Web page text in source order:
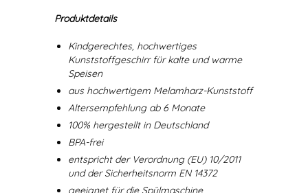
Produktdetails
Kindgerechtes, hochwertiges
Kunststoffgeschirr für kalte und warme
Speisen
aus hochwertigem Melamharz-Kunststoff
Altersempfehlung ab 6 Monate
100% hergestellt in Deutschland
BPA-frei
entspricht der Verordnung (EU) 10/2011
und der Sicherheitsnorm EN 14372
geeignet für die Spülmaschine